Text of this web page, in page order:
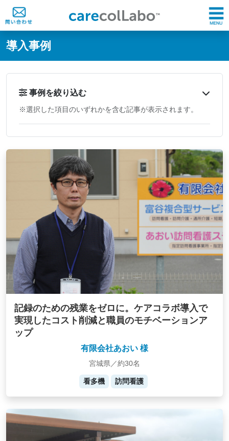
@ -0,0 +1,60 @@
導入事例
事例を絞り込む
※選択した項目のいずれかを含む記事が表示されます。
記録のための残業をゼロに。ケアコラボ導入で
実現したコスト削減と職員のモチベーションア
ップ
有限会社あおい 様
宮城県／約30名
看多機 訪問看護